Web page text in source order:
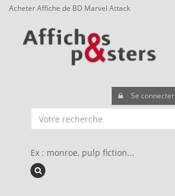
Acheter Affiche de BD Marvel Attack
Se connecter
Ex : monroe, pulp fiction...